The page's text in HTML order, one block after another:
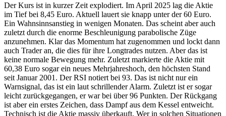
Der Kurs ist in kurzer Zeit explodiert. Im April 2025 lag die Aktie
im Tief bei 8,45 Euro. Aktuell lauert sie knapp unter der 60 Euro.
Ein Wahnsinnsanstieg in wenigen Monaten. Das scheint aber auch
zuletzt durch die enorme Beschleunigung parabolische Züge
anzunehmen. Klar das Momentum hat zugenommen und lockt dann
auch Trader an, die dies für ihre Longtrades nutzen. Aber das ist
keine normale Bewegung mehr. Zuletzt markierte die Aktie mit
60,38 Euro sogar ein neues Mehrjahreshoch, den höchsten Stand
seit Januar 2001. Der RSI notiert bei 93. Das ist nicht nur ein
Warnsignal, das ist ein laut schrillender Alarm. Zuletzt ist er sogar
leicht zurückgegangen, er war bei über 96 Punkten. Der Rückgang
ist aber ein erstes Zeichen, dass Dampf aus dem Kessel entweicht.
Technisch ist die Aktie massiv überkauft. Wer in solchen Situationen